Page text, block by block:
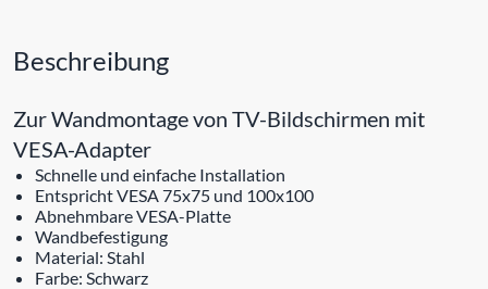
Beschreibung
Zur Wandmontage von TV-Bildschirmen mit
VESA-Adapter
Schnelle und einfache Installation
Entspricht VESA 75x75 und 100x100
Abnehmbare VESA-Platte
Wandbefestigung
Material: Stahl
Farbe: Schwarz